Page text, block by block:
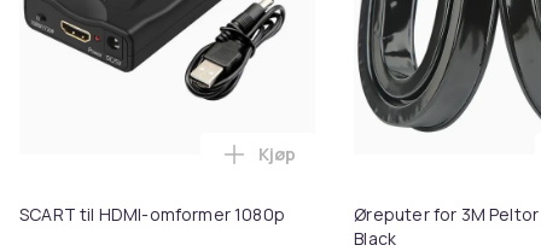
SCART til HDMI-omformer 1080p
Legg SCART til HDMI-omformer
Kjøp
Øreputer for 3M Peltor
Black